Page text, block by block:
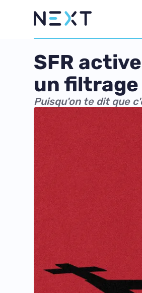
SFR
un filtrage
Puisqu'on te dit que